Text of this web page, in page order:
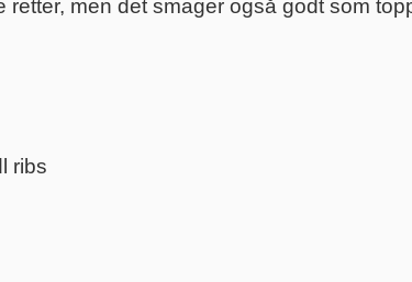
retter, men det smager også godt som
ribs